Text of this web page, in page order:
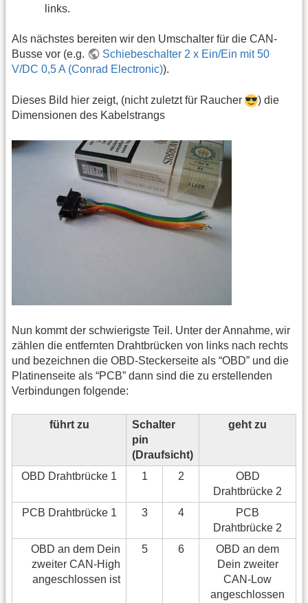
links.
Als nächstes bereiten wir den Umschalter für die CAN-
Busse vor (e.g.
Schiebeschalter 2 x Ein/Ein mit 50
V/DC 0,5 A (Conrad Electronic)).
Dieses Bild hier zeigt, (nicht zuletzt für Raucher
) die
Dimensionen des Kabelstrangs
Nun kommt der schwierigste Teil. Unter der Annahme, wir
zählen die entfernten Drahtbrücken von links nach rechts
und bezeichnen die OBD-Steckerseite als “OBD” und die
Platinenseite als “PCB” dann sind die zu erstellenden
Verbindungen folgende:
führt zu
Schalter
pin
(Draufsicht)
geht zu
OBD Drahtbrücke 1 1 2
OBD
Drahtbrücke 2
PCB Drahtbrücke 1
3 4
PCB
Drahtbrücke 2
OBD an dem Dein
zweiter CAN-High
angeschlossen ist
5 6
OBD an dem
Dein zweiter
CAN-Low
angeschlossen